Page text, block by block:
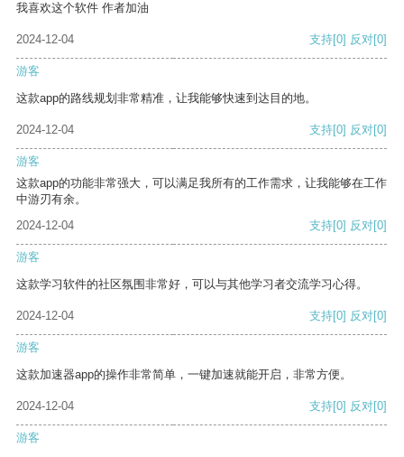
我喜欢这个软件 作者加油
2024-12-04 支持[0] 反对[0]
游客
这款app的路线规划非常精准，让我能够快速到达目的地。
2024-12-04 支持[0] 反对[0]
游客
这款app的功能非常强大，可以满足我所有的工作需求，让我能够在工作
中游刃有余。
2024-12-04
支持[0] 反对[0]
游客
这款学习软件的社区氛围非常好，可以与其他学习者交流学习心得。
2024-12-04 支持[0] 反对[0]
游客
这款加速器app的操作非常简单，一键加速就能开启，非常方便。
2024-12-04 支持[0] 反对[0]
游客